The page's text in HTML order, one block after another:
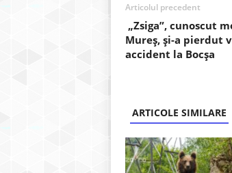
Articolul precedent
„Zsiga”, cunoscut
Mureș, și-a pierdut
accident la Bocșa
ARTICOLE SIMILARE